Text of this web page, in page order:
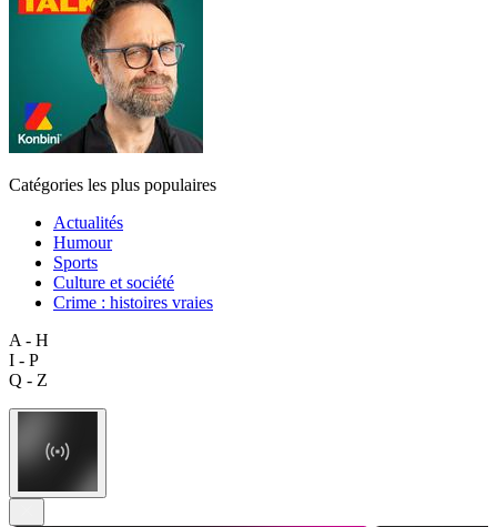
Catégories les plus populaires
Actualités
Humour
Sports
Culture et société
Crime : histoires vraies
A - H
I - P
Q - Z